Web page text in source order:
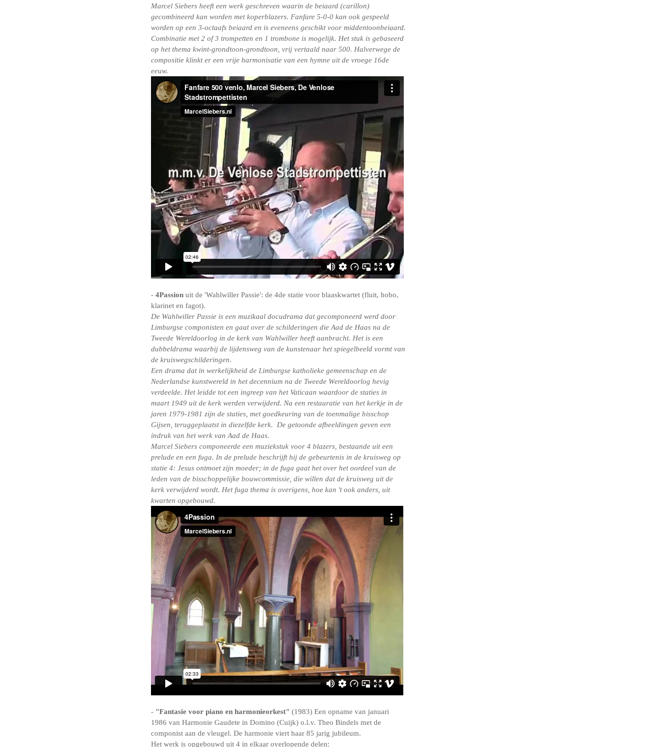
Marcel Siebers heeft een werk geschreven waarin de beiaard (carillon)
gecombineerd kan worden met koperblazers. Fanfare 5-0-0 kan ook gespeeld
worden op een 3-octaafs beiaard en is eveneens geschikt voor middentoonbeiaard.
Combinatie met 2 of 3 trompetten en 1 trombone is mogelijk. Het stuk is gebaseerd
op het thema kwint-grondtoon-grondtoon, vrij vertaald naar 500. Halverwege de
compositie klinkt er een vrije harmonisatie van een hymne uit de vroege 16de
eeuw.
- 4Passion uit de 'Wahlwiller Passie': de 4de statie voor blaaskwartet (fluit, hobo,
klarinet en fagot).
De Wahlwiller Passie is een muzikaal docudrama dat gecomponeerd werd door
Limburgse componisten en gaat over de schilderingen die Aad de Haas na de
Tweede Wereldoorlog in de kerk van Wahlwiller heeft aanbracht. Het is een
dubbeldrama waarbij de lijdensweg van de kunstenaar het spiegelbeeld vormt van
de kruiswegschilderingen.
Een drama dat in werkelijkheid de Limburgse katholieke gemeenschap en de
Nederlandse kunstwereld in het decennium na de Tweede Wereldoorlog hevig
verdeelde. Het leidde tot een ingreep van het Vaticaan waardoor de staties in
maart 1949 uit de kerk werden verwijderd. Na een restauratie van het kerkje in de
jaren 1979-1981 zijn de staties, met goedkeuring van de toenmalige bisschop
Gijsen, teruggeplaatst in diezelfde kerk. De getoonde afbeeldingen geven een
indruk van het werk van Aad de Haas.
Marcel Siebers componeerde een muziekstuk voor 4 blazers, bestaande uit een
prelude en een fuga. In de prelude beschrijft hij de gebeurtenis in de kruisweg op
statie 4: Jesus ontmoet zijn moeder; in de fuga gaat het over het oordeel van de
leden van de bisschoppelijke bouwcommissie, die willen dat de kruisweg uit de
kerk verwijderd wordt. Het fuga thema is overigens, hoe kan 't ook anders, uit
kwarten opgebouwd.
- "Fantasie voor piano en harmonieorkest" (1983) Een opname van januari
1986 van Harmonie Gaudete in Domino (Cuijk) o.l.v. Theo Bindels met de
componist aan de vleugel. De harmonie viert haar 85 jarig jubileum.
Het werk is opgebouwd uit 4 in elkaar overlopende delen: